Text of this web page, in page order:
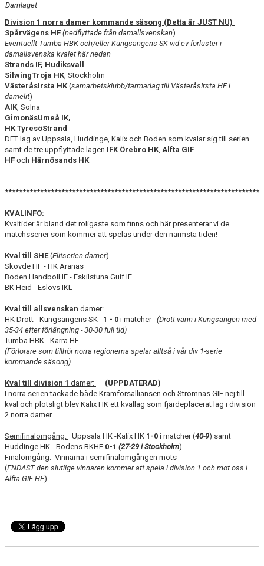
TABELL
Damlaget
Division 1 norra damer kommande säsong (Detta är JUST NU)
Spårvägens HF (nedflyttade från damallsvenskan)
Eventuellt Tumba HBK och/eller Kungsängens SK vid ev förluster i
damallsvenska kvalet här nedan
Strands IF, Hudiksvall
SilwingTroja HK, Stockholm
VästeråsIrsta HK(samarbetsklubb/farmarlag till VästeråsIrsta HF i
damelit)
AIK, Solna
GimonäsUmeå IK,
HK TyresöStrand
DET lag av Uppsala, Huddinge, Kalix och Boden som kvalar sig till serien
samt de tre uppflyttade lagen IFK Örebro HK, Alfta GIF
HF och Härnösands HK
************************************************************************
KVALINFO:
Kvaltider är bland det roligaste som finns och här presenterar vi de
matchsserier som kommer att spelas under den närmsta tiden!
Kval till SHE(Elitserien damer)
Skövde HF - HK Aranäs
Boden Handboll IF - Eskilstuna Guif IF
BK Heid - Eslövs IKL
Kval till allsvenskan damer:
HK Drott - Kungsängens SK 1 - 0 i matcher (Drott vann i Kungsängen med
35-34 efter förlängning - 30-30 full tid)
Tumba HBK - Kärra HF
(Förlorare som tillhör norra regionerna spelar alltså i vår div 1-serie
kommande säsong)
Kval till division 1 damer:
(UPPDATERAD)
I norra serien tackade både Kramforsalliansen och Strömnäs GIF nej till
kval och plötsligt blev Kalix HK ett kvallag som fjärdeplacerat lag i division
2 norra damer
Semifinalomgång: Uppsala HK -Kalix HK 1-0 i matcher (40-9) samt
Huddinge HK - Bodens BKHF 0-1 (27-29 i Stockholm)
Finalomgång: Vinnarna i semifinalomgången möts
(ENDAST den slutlige vinnaren kommer att spela i division 1 och mot oss i
Alfta GIF HF)